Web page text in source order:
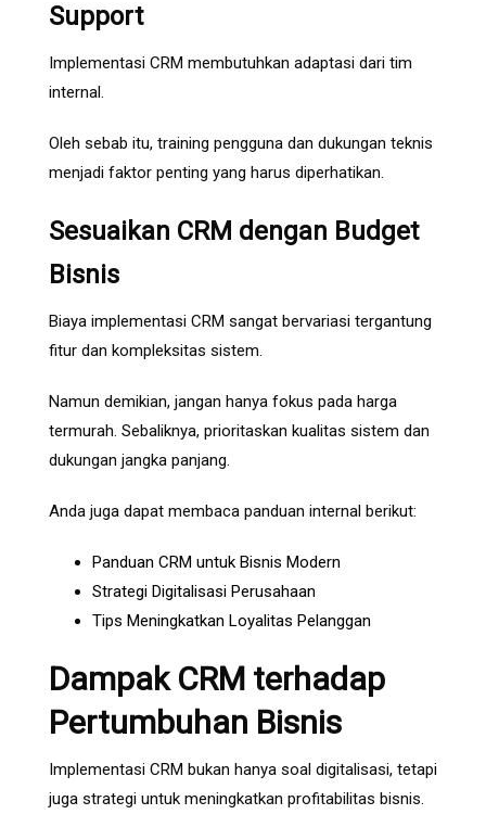
Support
Implementasi CRM membutuhkan adaptasi dari tim
internal.
Oleh sebab itu, training pengguna dan dukungan teknis
menjadi faktor penting yang harus diperhatikan.
Sesuaikan CRM dengan Budget
Bisnis
Biaya implementasi CRM sangat bervariasi tergantung
fitur dan kompleksitas sistem.
Namun demikian, jangan hanya fokus pada harga
termurah. Sebaliknya, prioritaskan kualitas sistem dan
dukungan jangka panjang.
Anda juga dapat membaca panduan internal berikut:
Panduan CRM untuk Bisnis Modern
Strategi Digitalisasi Perusahaan
Tips Meningkatkan Loyalitas Pelanggan
Dampak CRM terhadap
Pertumbuhan Bisnis
Implementasi CRM bukan hanya soal digitalisasi, tetapi
juga strategi untuk meningkatkan profitabilitas bisnis.